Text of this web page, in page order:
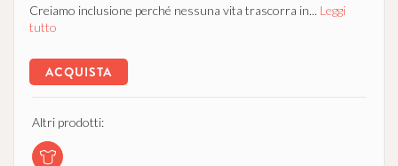
Creiamo inclusione perché nessuna vita trascorra in... Leggi
tutto
ACQUISTA
Altri prodotti: